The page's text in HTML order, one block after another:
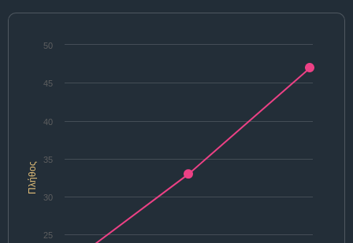
Πλήθος
25
30
35
40
45
50